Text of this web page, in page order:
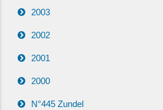
2003
2002
2001
2000
N°445 Zundel